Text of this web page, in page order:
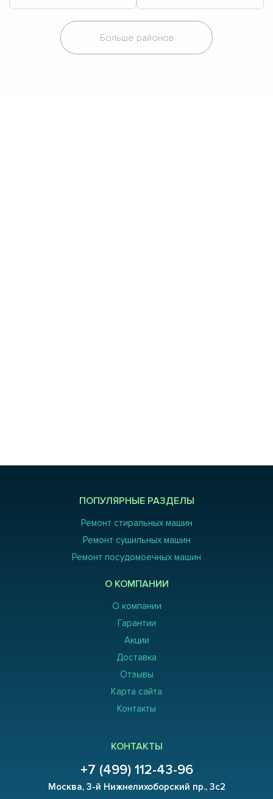
ПОПУЛЯРНЫЕ РАЗДЕЛЫ
Ремонт стиральных машин
Ремонт сушильных машин
Ремонт посудомоечных машин
О КОМПАНИИ
О компании
Гарантии
Акции
Доставка
Отзывы
Карта сайта
Контакты
КОНТАКТЫ
+7 (499) 112-43-96
Москва, 3-й Нижнелихоборский пр., 3с2